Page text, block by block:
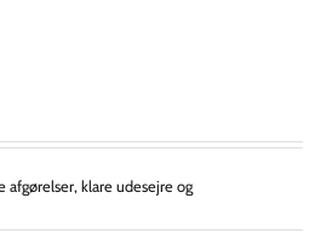
afgørelser, klare udesejre og